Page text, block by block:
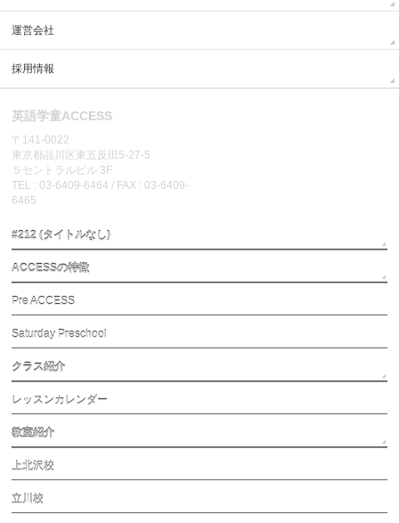
運営会社
採用情報
英語学童ACCESS
〒141-0022
東京都品川区東五反田5-27-5
５セントラルビル 3F
TEL : 03-6409-6464 / FAX : 03-6409-
6465
#212 (タイトルなし)
ACCESSの特徴
Pre ACCESS
Saturday Preschool
クラス紹介
レッスンカレンダー
教室紹介
上北沢校
立川校